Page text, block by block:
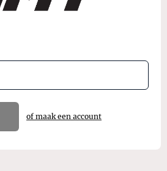
of maak een account